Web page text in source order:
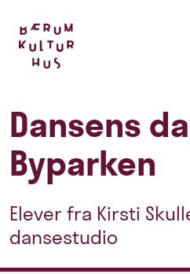
Dansens
Byparken
Elever fra Kirsti
dansestudio